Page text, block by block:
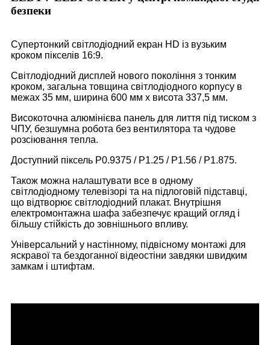
безпеки
Супертонкий світлодіодний екран HD із вузьким
кроком пікселів 16:9.
Світлодіодний дисплей нового покоління з тонким
кроком, загальна товщина світлодіодного корпусу в
межах 35 мм, ширина 600 мм x висота 337,5 мм.
Високоточна алюмінієва панель для лиття під тиском з
ЧПУ, безшумна робота без вентилятора та чудове
розсіювання тепла.
Доступний піксель P0.9375 / P1.25 / P1.56 / P1.875.
Також можна налаштувати все в одному
світлодіодному телевізорі та на підлоговій підставці,
що відтворює світлодіодний плакат. Внутрішня
електромонтажна шафа забезпечує кращий огляд і
більшу стійкість до зовнішнього впливу.
Універсальний у настінному, підвісному монтажі для
яскравої та бездоганної відеостіни завдяки швидким
замкам і штифтам.